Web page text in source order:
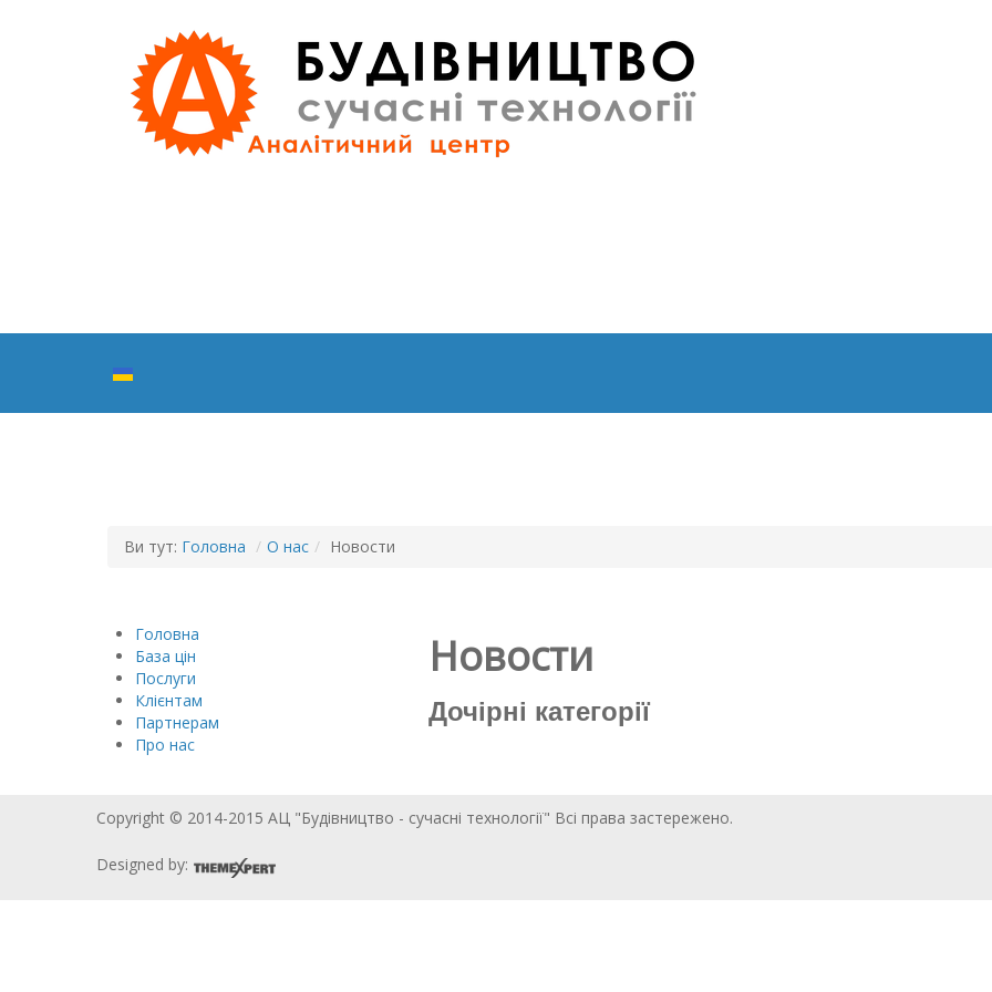
Ви тут: Головна / О нас / Новости
Новости
Дочірні категорії
Головна
База цін
Послуги
Клієнтам
Партнерам
Про нас
Copyright © 2014-2015 АЦ "Будівництво - сучасні технології" Всі права застережено.
Designed by: